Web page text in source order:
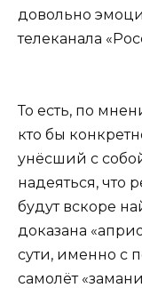
довольно
телеканала
То есть, по
кто бы
унёсший с
надеяться, что
будут вскоре
доказана
сути, именно с
самолёт